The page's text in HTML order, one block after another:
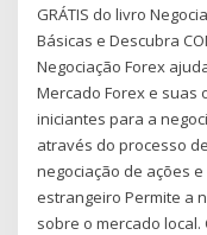
GRÁTIS do livro
Básicas e Descubra
Negociação Forex
Mercado Forex e suas
iniciantes para a
através do processo
negociação de ações
estrangeiro Permite a
sobre o mercado